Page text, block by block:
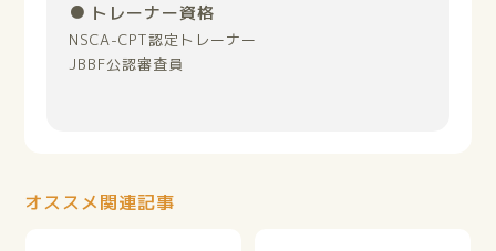
トレーナー資格
NSCA-CPT認定トレーナー
JBBF公認審査員
オススメ関連記事